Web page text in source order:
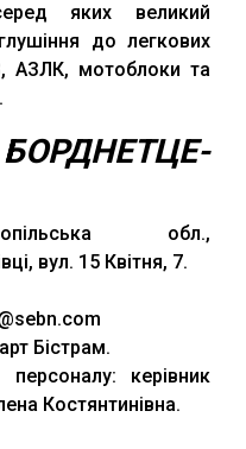
яких великий
до легкових
АЗЛК, мотоблоки та
обл.,
вул. 15 Квітня, 7.
Бістрам.
персоналу: керівник
Костянтинівна.